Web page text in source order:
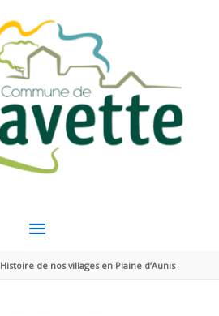
MENU
PRINCIPAL
Histoire de nos villages en Plaine d’Aunis